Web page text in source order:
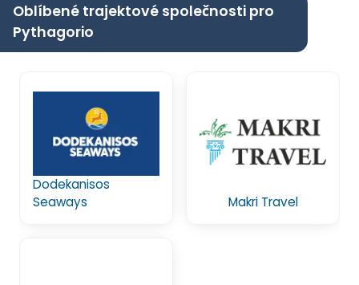
Oblíbené trajektové společnosti pro
Pythagorio
Dodekanisos
Seaways
Makri Travel